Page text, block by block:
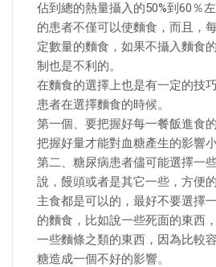
佔到總的熱量攝入的50%到60％
的患者不僅可以使麵食，而且，
定數量的麵食，如果不攝入麵食
制也是不利的。
在麵食的選擇上也是有一定的技
患者在選擇麵食的時候。
第一個、要把握好每一餐飯進食
把握好量才能對血糖產生的影響小
第二、糖尿病患者儘可能選擇一
說，饅頭或者是其它一些，方便
主食都是可以的，最好不要選擇
的麵食，比如說一些死面的東西
一些麵條之類的東西，因為比較
糖造成一個不好的影響。